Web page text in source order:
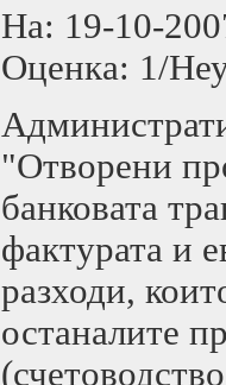
На: 19-10-
Оценка: 1/
"Отворени
банковата
фактурата и
разходи,
останалите